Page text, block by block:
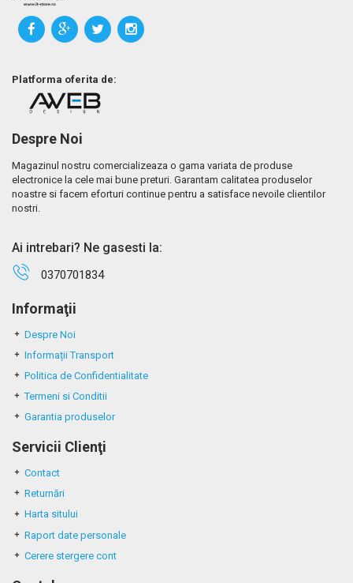
Platforma oferita de:
Despre Noi
Magazinul nostru comercializeaza o gama variata de produse
electronice la cele mai bune preturi. Garantam calitatea produselor
noastre si facem eforturi continue pentru a satisface nevoile clientilor
nostri.
Ai intrebari? Ne gasesti la:
0370701834
Informaţii
Despre Noi
Informații Transport
Politica de Confidentialitate
Termeni si Conditii
Garantia produselor
Servicii Clienţi
Contact
Returnări
Harta sitului
Raport date personale
Cerere stergere cont